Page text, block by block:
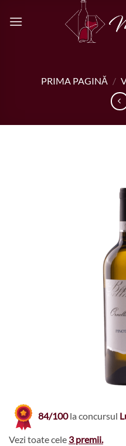
PRIMA PAGINĂ /
84/100la concursul
Vezi toate cele 3 premii.